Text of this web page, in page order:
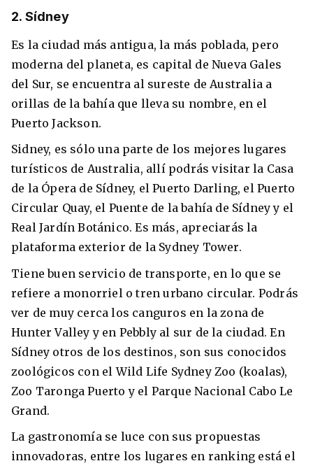
2. Sídney
Es la ciudad más antigua, la más poblada, pero
moderna del planeta, es capital de Nueva Gales
del Sur, se encuentra al sureste de Australia a
orillas de la bahía que lleva su nombre, en el
Puerto Jackson.
Sidney, es sólo una parte de los mejores lugares
turísticos de Australia, allí podrás visitar la Casa
de la Ópera de Sídney, el Puerto Darling, el Puerto
Circular Quay, el Puente de la bahía de Sídney y el
Real Jardín Botánico. Es más, apreciarás la
plataforma exterior de la Sydney Tower.
Tiene buen servicio de transporte, en lo que se
refiere a monorriel o tren urbano circular. Podrás
ver de muy cerca los canguros en la zona de
Hunter Valley y en Pebbly al sur de la ciudad. En
Sídney otros de los destinos, son sus conocidos
zoológicos con el Wild Life Sydney Zoo (koalas),
Zoo Taronga Puerto y el Parque Nacional Cabo Le
Grand.
La gastronomía se luce con sus propuestas
innovadoras, entre los lugares en ranking está el